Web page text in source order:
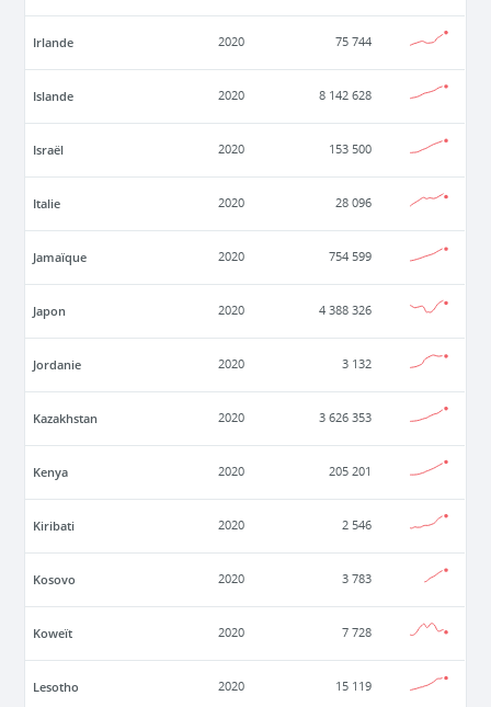
Irlande 2020 75 744
Islande 2020 8 142 628
Israël 2020 153 500
Italie 2020 28 096
Jamaïque 2020 754 599
Japon 2020 4 388 326
Jordanie 2020 3 132
Kazakhstan 2020 3 626 353
Kenya 2020 205 201
Kiribati 2020 2 546
Kosovo 2020 3 783
Koweït 2020 7 728
Lesotho 2020 15 119